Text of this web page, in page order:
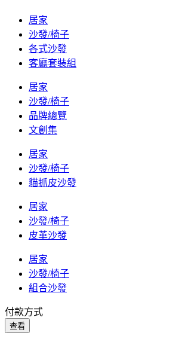
居家
沙發/椅子
各式沙發
客廳套裝組
居家
沙發/椅子
品牌總覽
文創集
居家
沙發/椅子
貓抓皮沙發
居家
沙發/椅子
皮革沙發
居家
沙發/椅子
組合沙發
付款方式
查看